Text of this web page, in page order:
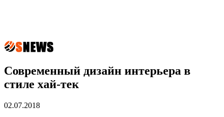
Современный дизайн интерьера в
стиле хай-тек
02.07.2018